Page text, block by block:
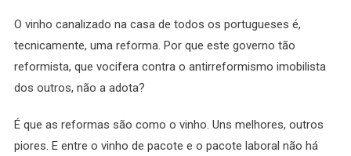
O vinho canalizado na casa de todos os portugueses é,
tecnicamente, uma reforma. Por que este governo tão
reformista, que vocifera contra o antirreformismo imobilista
dos outros, não a adota?
É que as reformas são como o vinho. Uns melhores, outros
piores. E entre o vinho de pacote e o pacote laboral não há